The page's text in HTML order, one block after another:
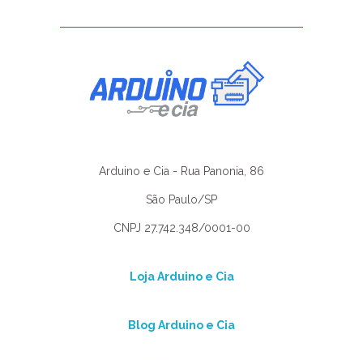
Arduino e Cia - Rua Panonia, 86
São Paulo/SP
CNPJ 27.742.348/0001-00
Loja Arduino e Cia
Blog Arduino e Cia